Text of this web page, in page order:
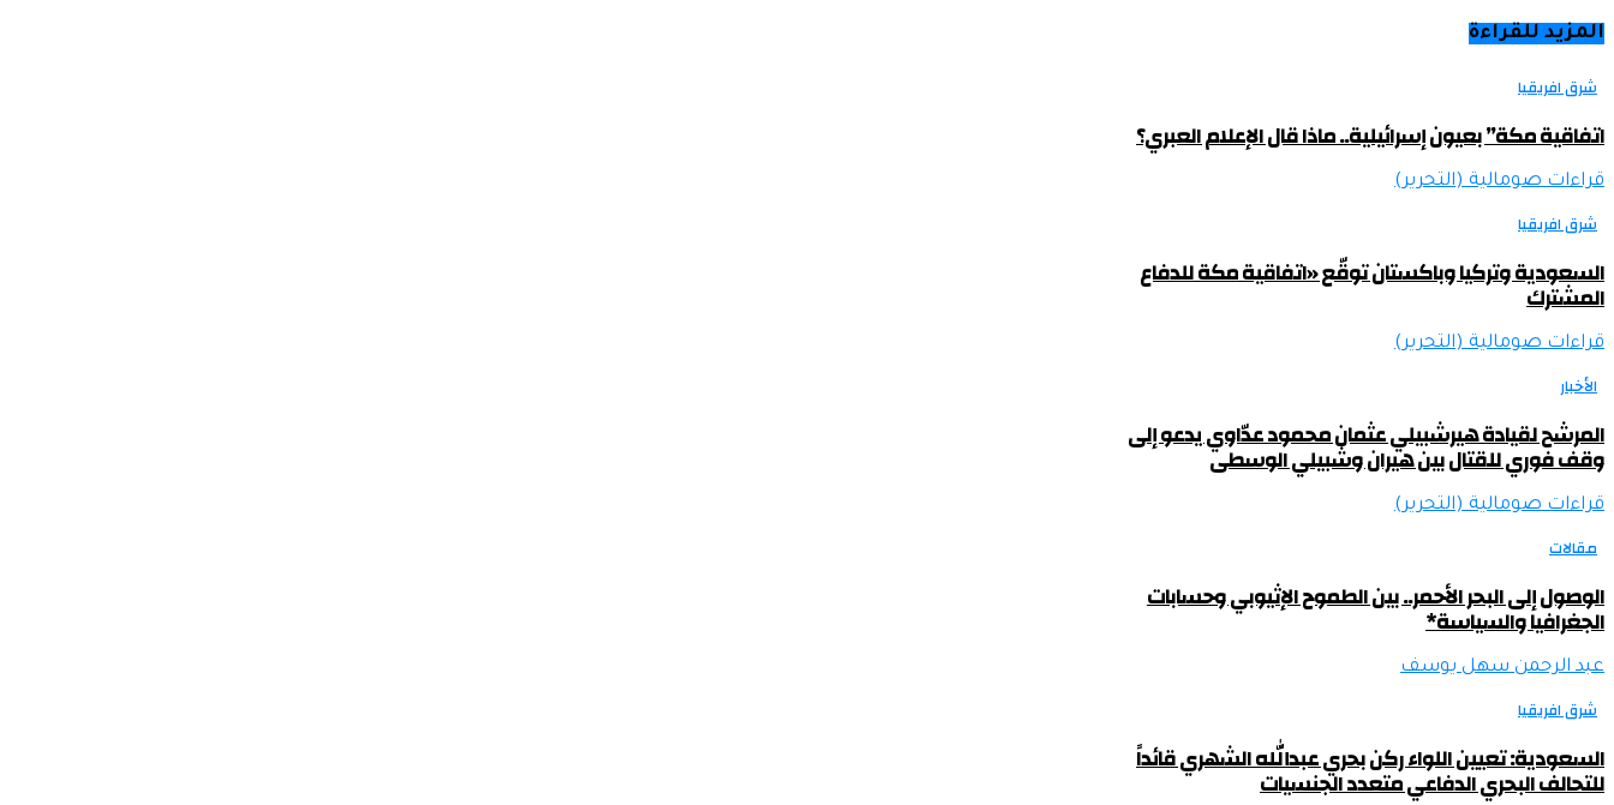
المزيد للقراءة
شرق افريقيا
اتفاقية مكة” بعيون إسرائيلية.. ماذا قال الإعلام العبري؟
قراءات صومالية (التحرير)
شرق افريقيا
السعودية وتركيا وباكستان توقّع «اتفاقية مكة للدفاع
المشترك
قراءات صومالية (التحرير)
الأخبار
المرشح لقيادة هيرشبيلي عثمان محمود عدّاوي يدعو إلى
وقف فوري للقتال بين هيران وشبيلي الوسطى
قراءات صومالية (التحرير)
مقالات
الوصول إلى البحر الأحمر.. بين الطموح الإثيوبي وحسابات
الجغرافيا والسياسة*
عبد الرحمن سهل يوسف
شرق افريقيا
السعودية: تعيين اللواء ركن بحري عبدالله الشهري قائداً
للتحالف البحري الدفاعي متعدد الجنسيات